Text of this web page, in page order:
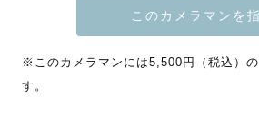
幸せな気持ち・大切な人への愛おし
誠実に寄り添い、大切な想いをお写真
す🕊️
※このカメラマンには5,500円（税込）
す。